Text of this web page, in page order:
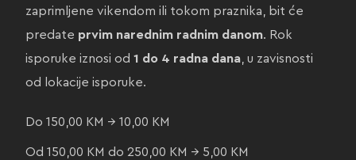
zaprimljene vikendom ili tokom praznika, bit će
predate prvim narednim radnim danom. Rok
isporuke iznosi od 1 do 4 radna dana, u zavisnosti
od lokacije isporuke.
Do 150,00 KM → 10,00 KM
Od 150,00 KM do 250,00 KM → 5,00 KM